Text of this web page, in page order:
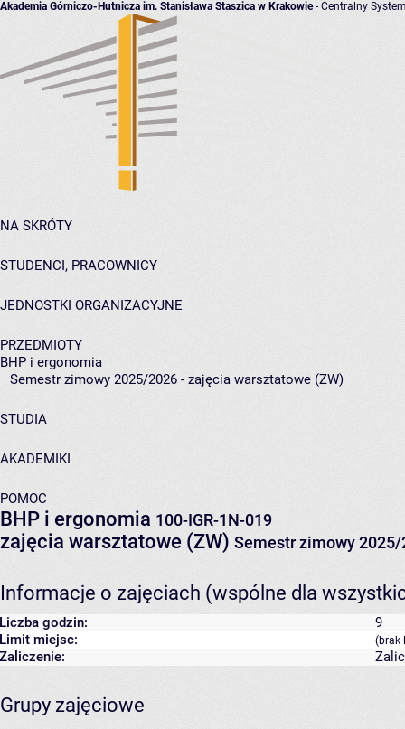
Akademia Górniczo-Hutnicza im. Stanisława Staszica w Krakowie- Centralny
NA SKRÓTY
STUDENCI, PRACOWNICY
JEDNOSTKI ORGANIZACYJNE
PRZEDMIOTY
BHP i ergonomia
Semestr zimowy 2025/2026 - zajęcia warsztatowe (ZW)
STUDIA
AKADEMIKI
POMOC
BHP i ergonomia 100-IGR-1N-019
zajęcia warsztatowe (ZW) Semestr zimowy 2025/
Informacje o zajęciach (wspólne dla
Liczba godzin:
9
Limit miejsc:
(brak
Zaliczenie:
Grupy zajęciowe